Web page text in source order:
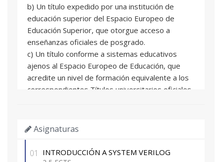
b) Un título expedido por una institución de
educación superior del Espacio Europeo de
Educación Superior, que otorgue acceso a
enseñanzas oficiales de posgrado.
c) Un título conforme a sistemas educativos
ajenos al Espacio Europeo de Educación, que
acredite un nivel de formación equivalente a los
correspondientes Títulos universitarios oficiales
de postgrado.
d) Un título de Diploma de grado propio
expedido por la Universitat Politècnica de
Asignaturas
01 INTRODUCCIÓN A SYSTEM VERILOG